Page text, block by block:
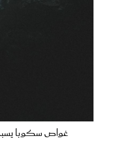
غواص سكوبا يسبح